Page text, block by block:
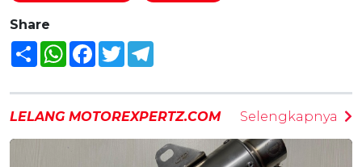
Share
Share WhatsAppFacebook
Twitter
LELANG MOTOREXPERTZ.COM Selengkapnya